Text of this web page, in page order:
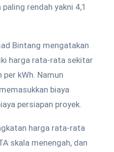
rendah yakni 4,1
Bintang mengatakan
harga rata-rata sekitar
kWh. Namun
biaya
persiapan proyek.
harga rata-rata
skala menengah, dan